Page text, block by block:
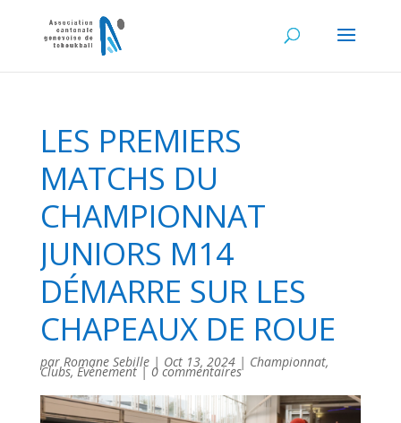
LES PREMIERS
MATCHS DU
CHAMPIONNAT
JUNIORS M14
DÉMARRE SUR LES
CHAPEAUX DE ROUE
par Romane Sebille| Oct 13, 2024| Championnat,
Clubs,Évènement|0 commentaires